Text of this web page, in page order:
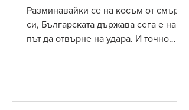
Разминавайки се на косъм от смъртта
си, Българската държава сега е на
път да отвърне на удара. И точно